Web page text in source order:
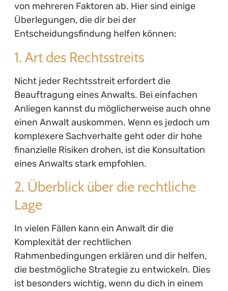
von mehreren Faktoren ab. Hier sind einige
Überlegungen, die dir bei der
Entscheidungsfindung helfen können:
1. Art des Rechtsstreits
Nicht jeder Rechtsstreit erfordert die
Beauftragung eines Anwalts. Bei einfachen
Anliegen kannst du möglicherweise auch ohne
einen Anwalt auskommen. Wenn es jedoch um
komplexere Sachverhalte geht oder dir hohe
finanzielle Risiken drohen, ist die Konsultation
eines Anwalts stark empfohlen.
2. Überblick über die rechtliche
Lage
In vielen Fällen kann ein Anwalt dir die
Komplexität der rechtlichen
Rahmenbedingungen erklären und dir helfen,
die bestmögliche Strategie zu entwickeln. Dies
ist besonders wichtig, wenn du dich in einem